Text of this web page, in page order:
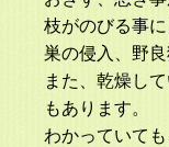
枝がのびる事
巣の侵入、野
また、乾燥し
もあります。
わかっていて